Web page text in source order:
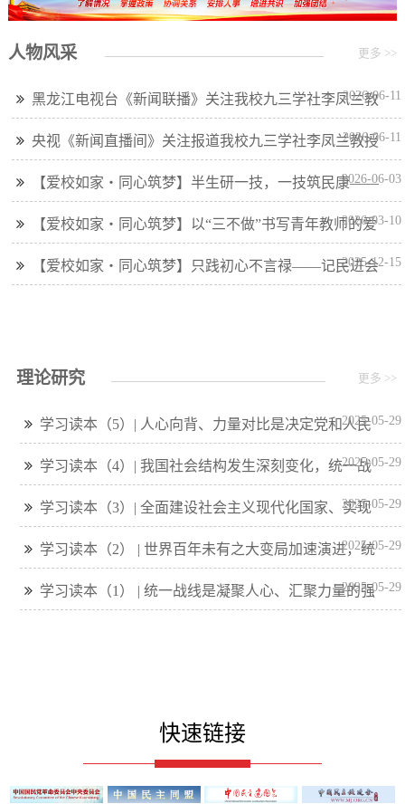
人物风采 更多 >>
黑龙江电视台《新闻联播》关注我校九三学社李凤兰教
授科研成果
2026-06-11
央视《新闻直播间》关注报道我校九三学社李凤兰教授
秸秆腐熟土培育秧苗科研成果
2026-06-11
【爱校如家・同心筑梦】半生研一技，一技筑民康——
记民进会员程涛
2026-06-03
【爱校如家・同心筑梦】以“三不做”书写青年教师的爱
校答卷——记农工党党员王沛文
2026-03-10
【爱校如家・同心筑梦】只践初心不言禄——记民进会
2025-12-15
理论研究 更多 >>
学习读本（5）| 人心向背、力量对比是决定党和人民
事业成败的关键，是最大的政治
2025-05-29
学习读本（4）| 我国社会结构发生深刻变化，统一战
线在增强党的阶级基础、扩大党的群众基础上的作用更
加重要
2025-05-29
学习读本（3）| 全面建设社会主义现代化国家、实现
中华民族伟大复兴，统一战线在围绕中心、服务大局上
的作用更加重要
2025-05-29
学习读本（2） | 世界百年未有之大变局加速演进，统
一战线在维护国家主权、安全、发展利益上的作用更加
2025-05-29
学习读本（1） | 统一战线是凝聚人心、汇聚力量的强
2025-05-29
快速链接